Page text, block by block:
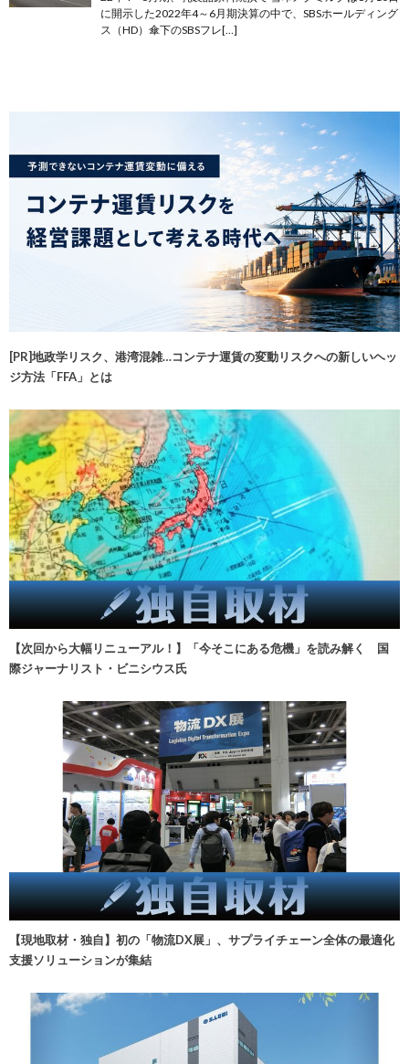
に開示した2022年4～6月期決算の中で、SBSホールディング
ス（HD）傘下のSBSフレ[…]
[PR]地政学リスク、港湾混雑…コンテナ運賃の変動リスクへの新しいヘッ
ジ方法「FFA」とは
【次回から大幅リニューアル！】「今そこにある危機」を読み解く 国
際ジャーナリスト・ビニシウス氏
【現地取材・独自】初の「物流DX展」、サプライチェーン全体の最適化
支援ソリューションが集結